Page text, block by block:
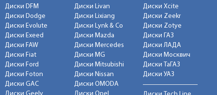
Диски DFM
Диски Dodge
Диски Evolute
Диски Exeed
Диски FAW
Диски Fiat
Диски Ford
Диски Foton
Диски GAC
Диски Livan
Диски Lixiang
Диски Lynk & Co
Диски Mazda
Диски Mercedes
Диски MG
Диски Mitsubishi
Диски Nissan
Диски OMODA
Диски Xcite
Диски Zeekr
Диски Zotye
Диски ГАЗ
Диски ЛАДА
Диски Москвич
Диски ТаГАЗ
Диски УАЗ